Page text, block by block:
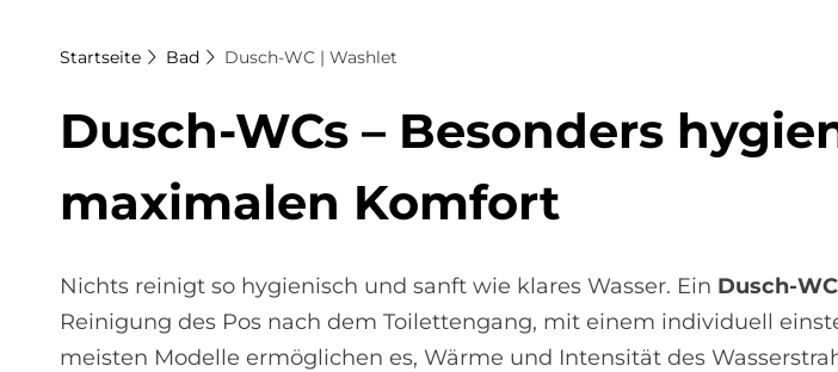
Startseite Bad Dusch-WC | Washlet
Dusch-WCs – Be­son­ders
ma­xi­ma­len Kom­fort
Nichts reinigt so hygienisch und sanft wie klares Wasser. Ein Dusch-WC
Reinigung des Pos nach dem Toilettengang, mit einem individuell
meisten Modelle ermöglichen es, Wärme und Intensität des